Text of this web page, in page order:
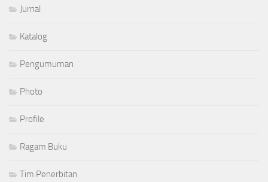
Jurnal
Katalog
Pengumuman
Photo
Profile
Ragam Buku
Tim Penerbitan